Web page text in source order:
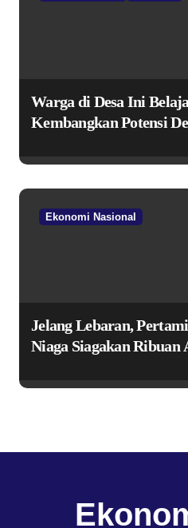
Warga di Desa Ini
Kembangkan Potensi
Ekonomi Nasional
Jelang Lebaran,
Niaga Siagakan Ribuan